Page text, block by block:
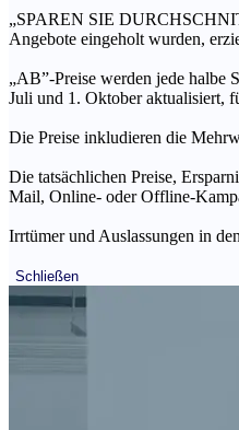
„SPAREN SIE
Angebote eingeholt wurden,
„AB”-Preise werden jede halbe
Juli und 1. Oktober aktualisiert,
Die Preise inkludieren die
Die tatsächlichen Preise,
Mail, Online- oder Offline-
Irrtümer und Auslassungen in
Schließen